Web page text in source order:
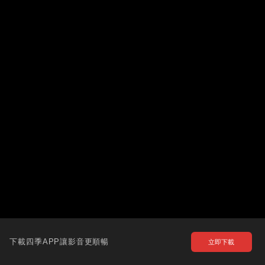
下載四季APP讓影音更順暢 立即下載